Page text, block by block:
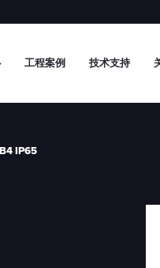
工程案例 技术支持
IP65